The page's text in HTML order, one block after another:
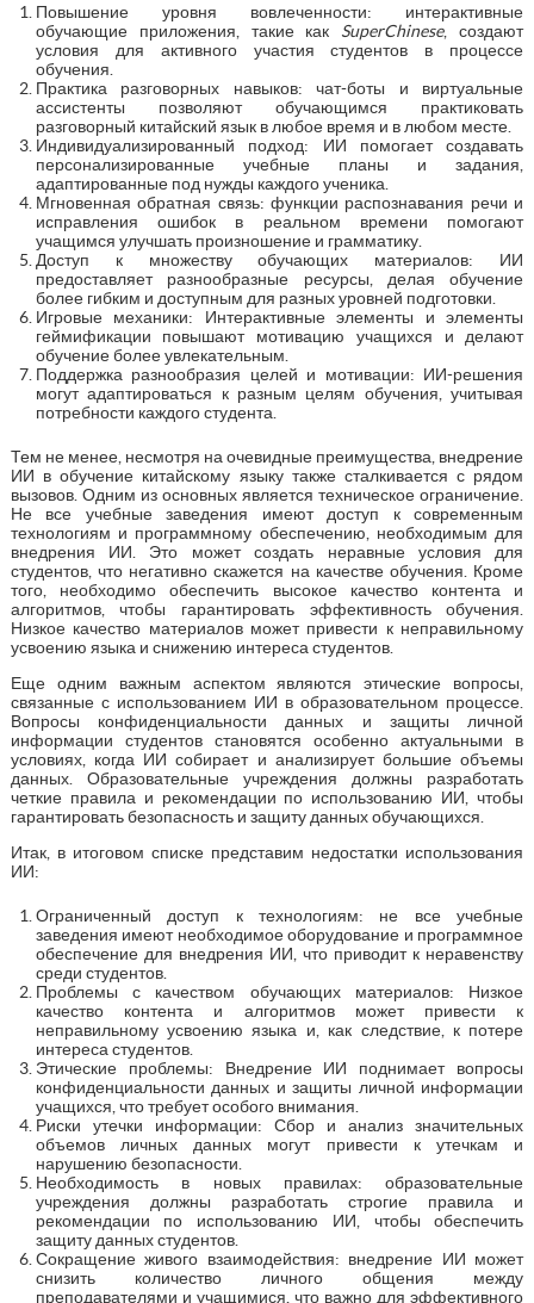
Повышение уровня вовлеченности: интерактивные
обучающие приложения, такие как SuperChinese, создают
условия для активного участия студентов в процессе
обучения.
Практика разговорных навыков: чат-боты и виртуальные
ассистенты позволяют обучающимся практиковать
разговорный китайский язык в любое время и в любом месте.
Индивидуализированный подход: ИИ помогает создавать
персонализированные учебные планы и задания,
адаптированные под нужды каждого ученика.
Мгновенная обратная связь: функции распознавания речи и
исправления ошибок в реальном времени помогают
учащимся улучшать произношение и грамматику.
Доступ к множеству обучающих материалов: ИИ
предоставляет разнообразные ресурсы, делая обучение
более гибким и доступным для разных уровней подготовки.
Игровые механики: Интерактивные элементы и элементы
геймификации повышают мотивацию учащихся и делают
обучение более увлекательным.
Поддержка разнообразия целей и мотивации: ИИ-решения
могут адаптироваться к разным целям обучения, учитывая
потребности каждого студента.
Тем не менее, несмотря на очевидные преимущества, внедрение
ИИ в обучение китайскому языку также сталкивается с рядом
вызовов. Одним из основных является техническое ограничение.
Не все учебные заведения имеют доступ к современным
технологиям и программному обеспечению, необходимым для
внедрения ИИ. Это может создать неравные условия для
студентов, что негативно скажется на качестве обучения. Кроме
того, необходимо обеспечить высокое качество контента и
алгоритмов, чтобы гарантировать эффективность обучения.
Низкое качество материалов может привести к неправильному
усвоению языка и снижению интереса студентов.
Еще одним важным аспектом являются этические вопросы,
связанные с использованием ИИ в образовательном процессе.
Вопросы конфиденциальности данных и защиты личной
информации студентов становятся особенно актуальными в
условиях, когда ИИ собирает и анализирует большие объемы
данных. Образовательные учреждения должны разработать
четкие правила и рекомендации по использованию ИИ, чтобы
гарантировать безопасность и защиту данных обучающихся.
Итак, в итоговом списке представим недостатки использования
ИИ:
Ограниченный доступ к технологиям: не все учебные
заведения имеют необходимое оборудование и программное
обеспечение для внедрения ИИ, что приводит к неравенству
среди студентов.
Проблемы с качеством обучающих материалов: Низкое
качество контента и алгоритмов может привести к
неправильному усвоению языка и, как следствие, к потере
интереса студентов.
Этические проблемы: Внедрение ИИ поднимает вопросы
конфиденциальности данных и защиты личной информации
учащихся, что требует особого внимания.
Риски утечки информации: Сбор и анализ значительных
объемов личных данных могут привести к утечкам и
нарушению безопасности.
Необходимость в новых правилах: образовательные
учреждения должны разработать строгие правила и
рекомендации по использованию ИИ, чтобы обеспечить
защиту данных студентов.
Сокращение живого взаимодействия: внедрение ИИ может
снизить количество личного общения между
преподавателями и учащимися, что важно для эффективного